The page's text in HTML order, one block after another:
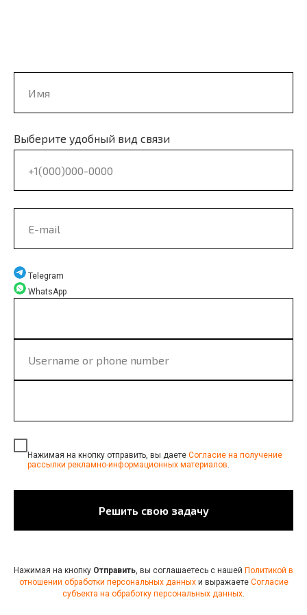
Выберите удобный вид связи
Telegram
WhatsApp
Нажимая на кнопку отправить, вы даете Согласие на получение
рассылки рекламно-информационных материалов
Решить свою задачу
Нажимая на кнопку Отправить, вы соглашаетесь с нашей Политикой в
отношении обработки персональных данныхи выражаете Согласие
субъекта на обработку персональных данных.